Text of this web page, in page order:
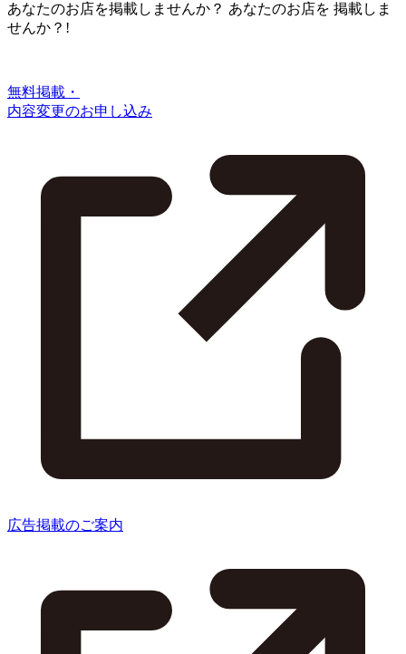
あなたのお店を掲載しませんか？ あなたのお店を 掲載しま
せんか？!
無料掲載・
内容変更のお申し込み
広告掲載のご案内